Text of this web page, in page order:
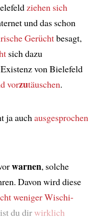
ziehen sich
und das schon
Gerüchtbesagt,
sich dazu
von Bielefeld
vorzutäuschen.
ja auch ausgesprochen
warnen, solche
Davon wird diese
weniger Wischi-
du dirwirklich